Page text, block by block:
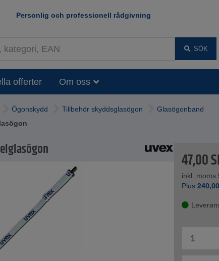
Personlig och professionell rådgivning
SÖK
offerter Om oss
Ögonskydd Tillbehör skyddsglasögon
Glasögonband
47,00
inkl. moms.
Plus240,00